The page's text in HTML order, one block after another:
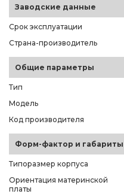
Заводские данные
Срок эксплуатации
Страна-производитель
Общие параметры
Тип
Модель
Код производителя
Форм-фактор и габариты
Типоразмер корпуса
Ориентация материнской
платы